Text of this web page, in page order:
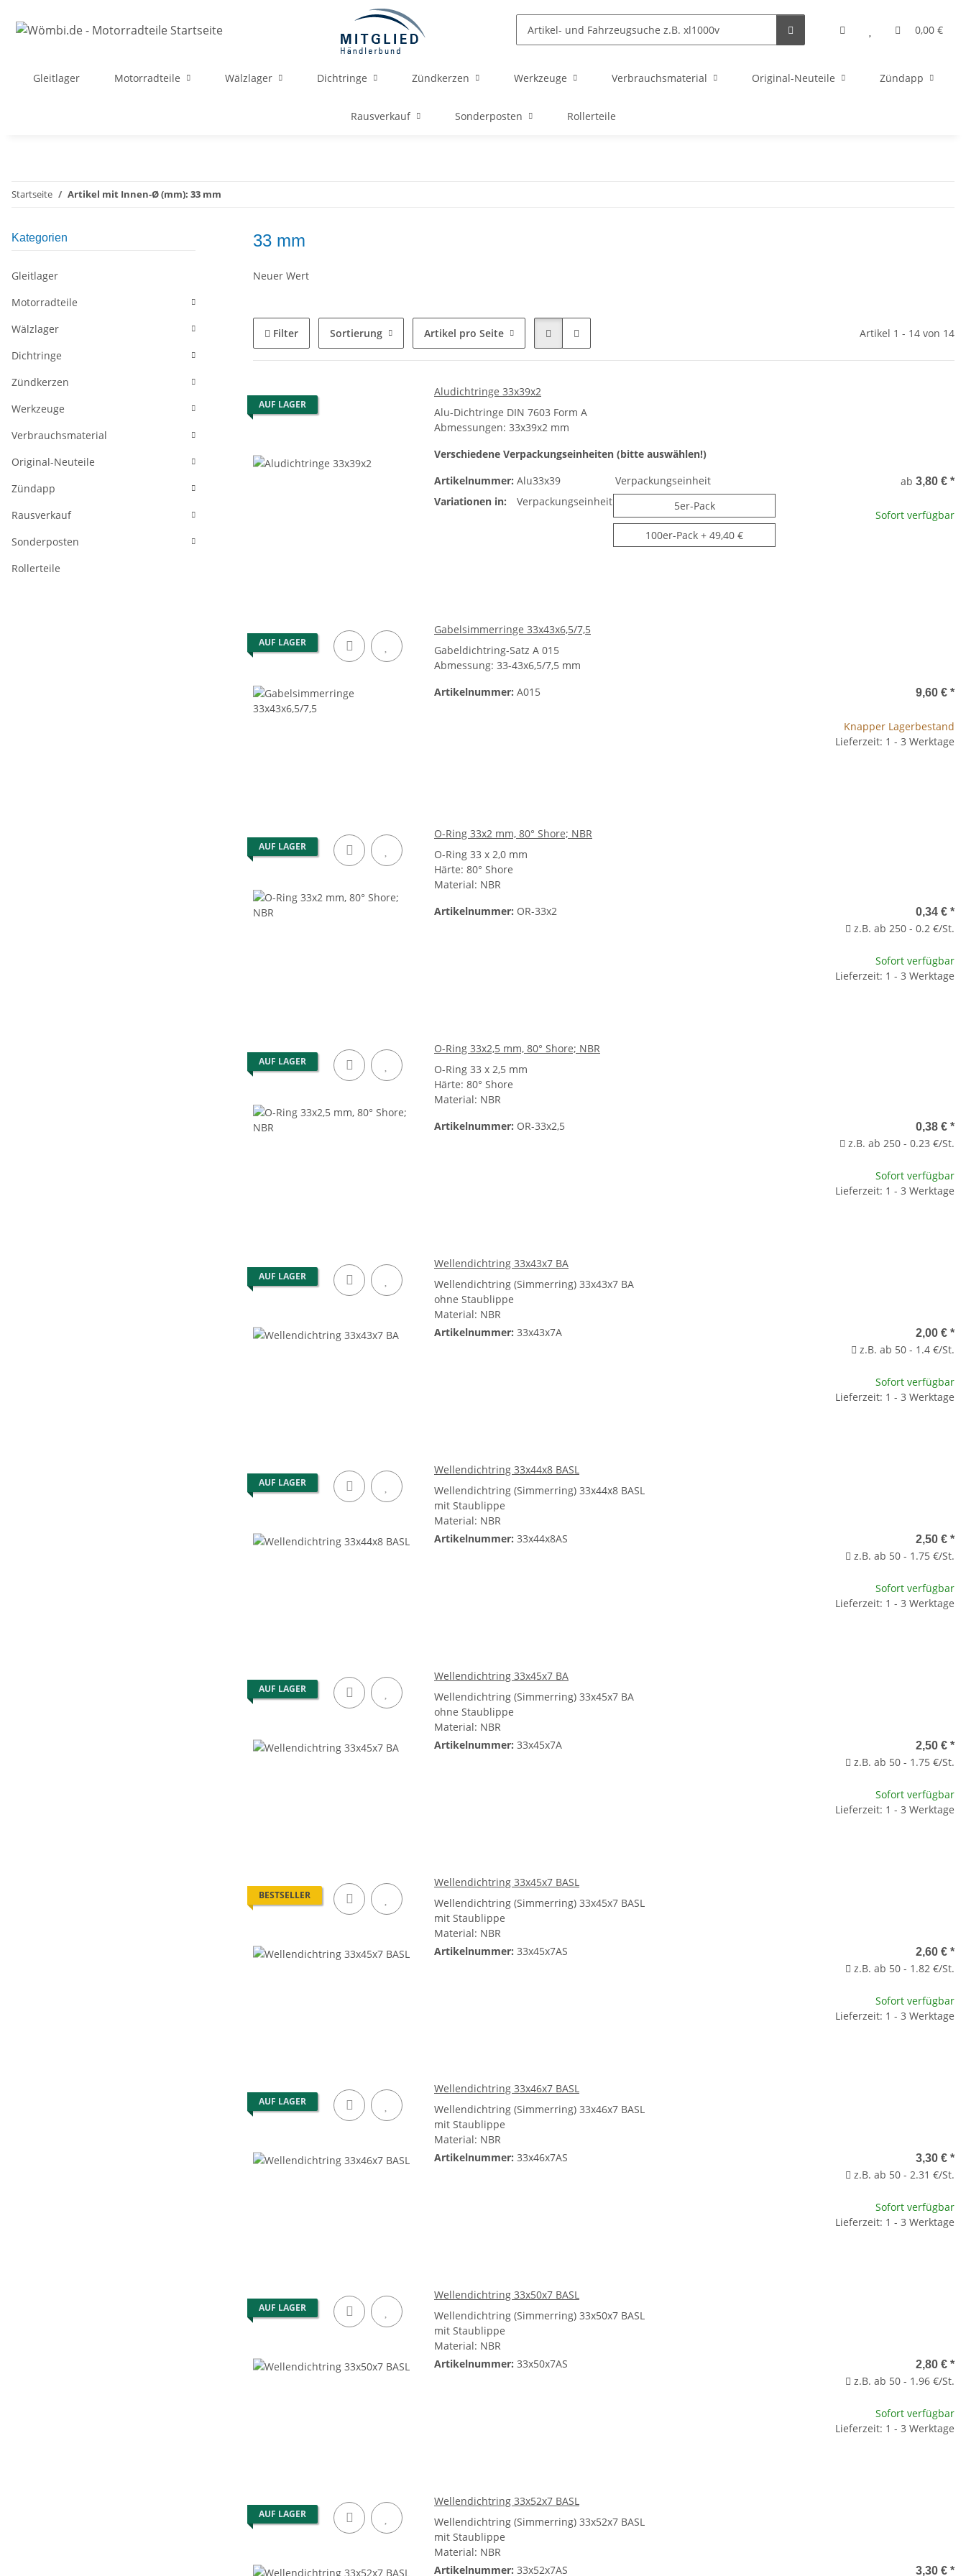
0,00 €
Gleitlager Motorradteile Wälzlager Dichtringe Zündkerzen Werkzeuge Verbrauchsmaterial Original-Neuteile Zündapp
Rausverkauf Sonderposten Rollerteile
Startseite Artikel mit Innen-Ø (mm): 33 mm
33 mm
Neuer Wert
Filter Sortierung Artikel pro Seite Artikel 1 - 14 von 14
AUF LAGER
Aludichtringe 33x39x2
Alu-Dichtringe DIN 7603 Form A
Abmessungen: 33x39x2 mm
Verschiedene Verpackungseinheiten (bitte auswählen!)
Artikelnummer: Alu33x39
Variationen in:
Verpackungseinheit
Verpackungseinheit
5er-Pack5er-Pack
100er-Pack 100er-Pack
+ 49,40 €
ab 3,80 € *
Sofort verfügbar
AUF LAGER
Gabelsimmerringe 33x43x6,5/7,5
Gabeldichtring-Satz A 015
Abmessung: 33-43x6,5/7,5 mm
Artikelnummer: A015 9,60 € *
Knapper Lagerbestand
Lieferzeit: 1 - 3 Werktage
AUF LAGER
O-Ring 33x2 mm, 80° Shore; NBR
O-Ring 33 x 2,0 mm
Härte: 80° Shore
Material: NBR
Artikelnummer: OR-33x2 0,34 € *
z.B. ab 250 - 0.2 €/St.
Sofort verfügbar
Lieferzeit: 1 - 3 Werktage
AUF LAGER
O-Ring 33x2,5 mm, 80° Shore; NBR
O-Ring 33 x 2,5 mm
Härte: 80° Shore
Material: NBR
Artikelnummer: OR-33x2,5 0,38 € *
z.B. ab 250 - 0.23 €/St.
Sofort verfügbar
Lieferzeit: 1 - 3 Werktage
AUF LAGER
Wellendichtring 33x43x7 BA
Wellendichtring (Simmerring) 33x43x7 BA
ohne Staublippe
Material: NBR
Artikelnummer: 33x43x7A 2,00 € *
z.B. ab 50 - 1.4 €/St.
Sofort verfügbar
Lieferzeit: 1 - 3 Werktage
AUF LAGER
Wellendichtring 33x44x8 BASL
Wellendichtring (Simmerring) 33x44x8 BASL
mit Staublippe
Material: NBR
Artikelnummer: 33x44x8AS 2,50 € *
z.B. ab 50 - 1.75 €/St.
Sofort verfügbar
Lieferzeit: 1 - 3 Werktage
AUF LAGER
Wellendichtring 33x45x7 BA
Wellendichtring (Simmerring) 33x45x7 BA
ohne Staublippe
Material: NBR
Artikelnummer: 33x45x7A 2,50 € *
z.B. ab 50 - 1.75 €/St.
Sofort verfügbar
Lieferzeit: 1 - 3 Werktage
BESTSELLER
Wellendichtring 33x45x7 BASL
Wellendichtring (Simmerring) 33x45x7 BASL
mit Staublippe
Material: NBR
Artikelnummer: 33x45x7AS 2,60 € *
z.B. ab 50 - 1.82 €/St.
Sofort verfügbar
Lieferzeit: 1 - 3 Werktage
AUF LAGER
Wellendichtring 33x46x7 BASL
Wellendichtring (Simmerring) 33x46x7 BASL
mit Staublippe
Material: NBR
Artikelnummer: 33x46x7AS 3,30 € *
z.B. ab 50 - 2.31 €/St.
Sofort verfügbar
Lieferzeit: 1 - 3 Werktage
AUF LAGER
Wellendichtring 33x50x7 BASL
Wellendichtring (Simmerring) 33x50x7 BASL
mit Staublippe
Material: NBR
Artikelnummer: 33x50x7AS 2,80 € *
z.B. ab 50 - 1.96 €/St.
Sofort verfügbar
Lieferzeit: 1 - 3 Werktage
AUF LAGER
Wellendichtring 33x52x7 BASL
Wellendichtring (Simmerring) 33x52x7 BASL
mit Staublippe
Material: NBR
Artikelnummer: 33x52x7AS 3,30 € *
Kategorien
Gleitlager
Motorradteile
Wälzlager
Dichtringe
Zündkerzen
Werkzeuge
Verbrauchsmaterial
Original-Neuteile
Zündapp
Rausverkauf
Sonderposten
Rollerteile